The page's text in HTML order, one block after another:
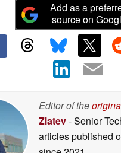
Add as a
source on
Editor of the
Zlatev- Senior
articles published